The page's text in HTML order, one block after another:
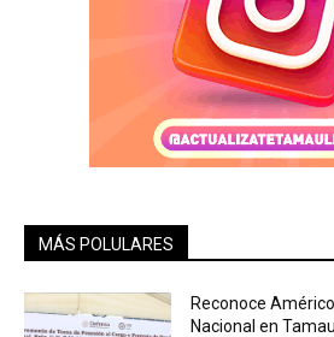
MÁS POLULARES
Reconoce
Nacional en